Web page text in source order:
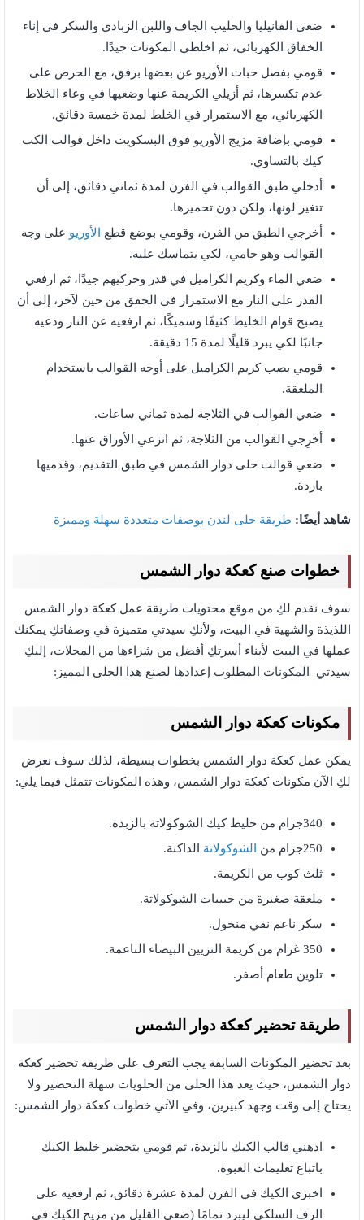
ضعي الفانيليا والحليب الجاف واللبن الزبادي والسكر في إناء
الخفاق الكهربائي، ثم اخلطي المكونات جيدًا.
قومي بفصل حبات الأوريو عن بعضها برفق، مع الحرص على
عدم تكسرها، ثم أزيلي الكريمة عنها وضعيها في وعاء الخلاط
الكهربائي، مع الاستمرار في الخلط لمدة خمسة دقائق.
قومي بإضافة مزيج الأوريو فوق البسكويت داخل قوالب الكب
كيك بالتساوي.
أدخلي طبق القوالب في الفرن لمدة ثماني دقائق، إلى أن
تتغير لونها، ولكن دون تحميرها.
أخرجي الطبق من الفرن، وقومي بوضع قطع
الأوريو على وجه
القوالب وهو حامي، لكي يتماسك عليه.
ضعي الماء وكريم الكراميل في قدر وحركيهم جيدًا، ثم ارفعي
القدر على النار مع الاستمرار في الخفق من حين لآخر، إلى أن
يصبح قوام الخليط كثيفًا وسميكًا، ثم ارفعيه عن النار ودعيه
جانبًا لكي يبرد قليلًا لمدة 15 دقيقة.
قومي بصب كريم الكراميل على أوجه القوالب باستخدام
الملعقة.
ضعي القوالب في الثلاجة لمدة ثماني ساعات.
أخرِجي القوالب من الثلاجة، ثم انزعي الأوراق عنها.
ضعي قوالب حلى دوار الشمس في طبق التقديم، وقدميها
باردة.
شاهد أيضًا: طريقة حلى لندن بوصفات متعددة سهلة ومميزة
خطوات صنع كعكة دوار الشمس
سوف نقدم لكِ من موقع محتويات طريقة عمل كعكة دوار الشمس
اللذيذة والشهية في البيت، ولأنكِ سيدتي متميزة في وصفاتكِ يمكنك
عملها في البيت لأبناء أسرتكِ أفضل من شراءها من المحلات، إليكِ
سيدتي المكونات المطلوب إعدادها لصنع هذا الحلى المميز:
مكونات كعكة دوار الشمس
يمكن عمل كعكة دوار الشمس بخطوات بسيطة، لذلك سوف نعرض
لكِ الآن مكونات كعكة دوار الشمس، وهذه المكونات تتمثل فيما يلي:
340جرام من خليط كيك الشوكولاتة بالزبدة.
250جرام من
الشوكولاتة الداكنة.
ثلث كوب من الكريمة.
ملعقة صغيرة من حبيبات الشوكولاتة.
سكر ناعم نقي منخول.
350 غرام من كريمة التزيين البيضاء الناعمة.
تلوين طعام أصفر.
طريقة تحضير كعكة دوار الشمس
بعد تحضير المكونات السابقة يجب التعرف على طريقة تحضير كعكة
دوار الشمس، حيث يعد هذا الحلى من الحلويات سهلة التحضير ولا
يحتاج إلى وقت وجهد كبيرين، وفي الآتي خطوات كعكة دوار الشمس:
ادهني قالب الكيك بالزبدة، ثم قومي بتحضير خليط الكيك
باتباع تعليمات العبوة.
اخبزي الكيك في الفرن لمدة عشرة دقائق، ثم ارفعيه على
الرف السلكي ليبرد تمامًا (ضعي القليل من مزيج الكيك في